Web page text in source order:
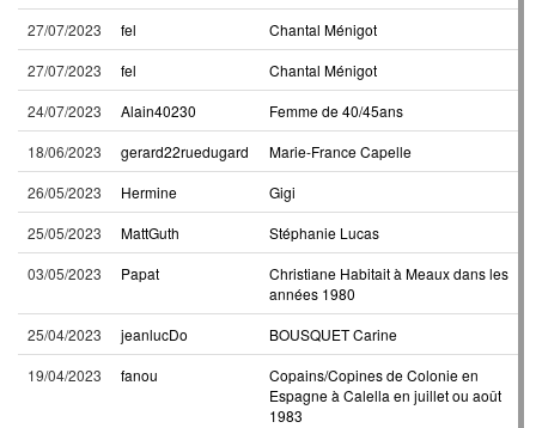
27/07/2023
fel
Chantal Ménigot
27/07/2023
fel
Chantal Ménigot
24/07/2023
Alain40230
Femme de 40/45ans
18/06/2023
gerard22ruedugard
Marie-France Capelle
26/05/2023
Hermine
Gigi
25/05/2023
MattGuth
Stéphanie Lucas
03/05/2023
Papat
Christiane Habitait à Meaux dans les
années 1980
25/04/2023
jeanlucDo
BOUSQUET Carine
19/04/2023
fanou
Copains/Copines de Colonie en
Espagne à Calella en juillet ou août
1983